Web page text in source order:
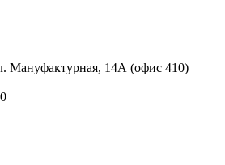
Мануфактурная, 14А (офис 410)